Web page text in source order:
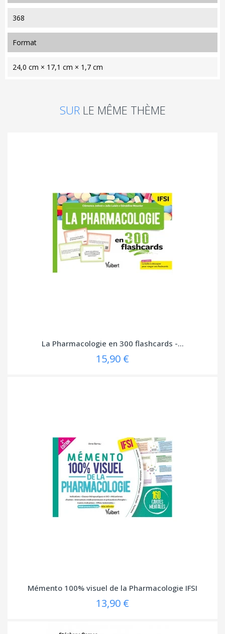
368
format
24,0 cm × 17,1 cm × 1,7 cm
SUR LE MÊME THÈME
La Pharmacologie en 300 flashcards -...
15,90 €
Mémento 100% visuel de la Pharmacologie IFSI
13,90 €